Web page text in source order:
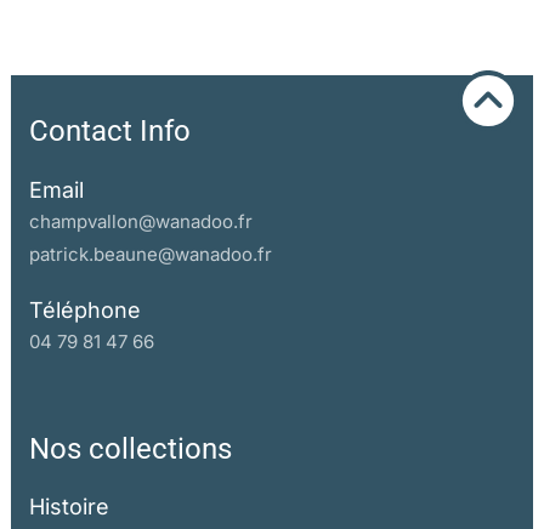
Contact Info
Email
champvallon@wanadoo.fr
patrick.beaune@wanadoo.fr
Téléphone
04 79 81 47 66
Nos collections
Histoire